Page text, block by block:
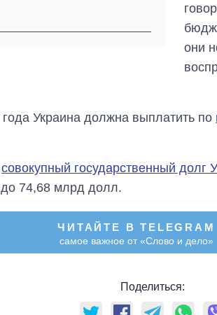
они
Украина должна выплатить по
совокупный государственный долг
74,68 млрд долл.
ЧИТАЙТЕ В TELEGRAM
самое важное от «Слово и дело»
Поделиться: